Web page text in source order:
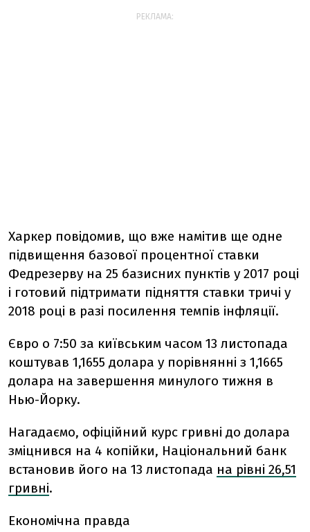
РЕКЛАМА:
Харкер повідомив, що вже намітив ще одне
підвищення базової процентної ставки
Федрезерву на 25 базисних пунктів у 2017 році
і готовий підтримати підняття ставки тричі у
2018 році в разі посилення темпів інфляції.
Євро о 7:50 за київським часом 13 листопада
коштував 1,1655 долара у порівнянні з 1,1665
долара на завершення минулого тижня в
Нью-Йорку.
Нагадаємо, офіційний курс гривні до долара
зміцнився на 4 копійки, Національний банк
встановив його на 13 листопада на рівні 26,51
гривні.
Економічна правда